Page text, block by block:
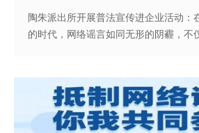
陶朱派出所开展普法宣传进企业活动：
的时代，网络谣言如同无形的阴霾，不
民辅警走进浙江老鹰半导体技术有限公
为“打击网络谣言，共建清朗网络空间”
企业员工面对面交流，共同筑起网络谣